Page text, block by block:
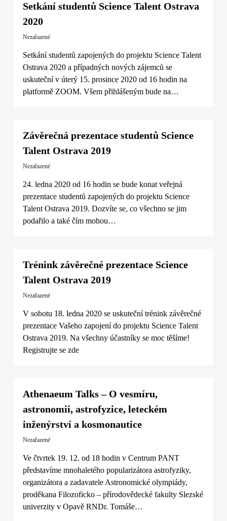
Setkání studentů Science Talent Ostrava
2020
Nezařazené
Setkání studentů zapojených do projektu Science Talent
Ostrava 2020 a případných nových zájemců se
uskuteční v úterý 15. prosince 2020 od 16 hodin na
platformě ZOOM. Všem přihlášeným bude na…
Závěrečná prezentace studentů Science
Talent Ostrava 2019
Nezařazené
24. ledna 2020 od 16 hodin se bude konat veřejná
prezentace studentů zapojených do projektu Science
Talent Ostrava 2019. Dozvíte se, co všechno se jim
podařilo a také čím mohou…
Trénink závěrečné prezentace Science
Talent Ostrava 2019
Nezařazené
V sobotu 18. ledna 2020 se uskuteční trénink závěrečné
prezentace Vašeho zapojení do projektu Science Talent
Ostrava 2019. Na všechny účastníky se moc těšíme!
Registrujte se zde
Athenaeum Talks – O vesmíru,
astronomii, astrofyzice, leteckém
inženýrství a kosmonautice
Nezařazené
Ve čtvrtek 19. 12. od 18 hodin v Centrum PANT
představíme mnohaletého popularizátora astrofyziky,
organizátora a zadavatele Astronomické olympiády,
proděkana Filozoficko – přírodovědecké fakulty Slezské
univerzity v Opavě RNDr. Tomáše…